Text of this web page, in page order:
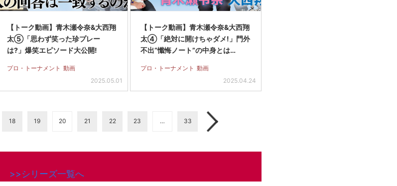
【トーク動画】青木瀬令奈&大西翔
太⑤「思わず笑った珍プレー
は?」爆笑エピソード大公開!
プロ・トーナメント 動画
2025.05.01
【トーク動画】青木瀬令奈&大西翔
太④「絶対に開けちゃダメ!」門外
不出“懺悔ノート”の中身とは…
プロ・トーナメント 動画
2025.04.24
18 19 20 21 22 23 … 33
>>シリーズ一覧へ